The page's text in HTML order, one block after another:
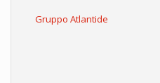
Gruppo Atlantide